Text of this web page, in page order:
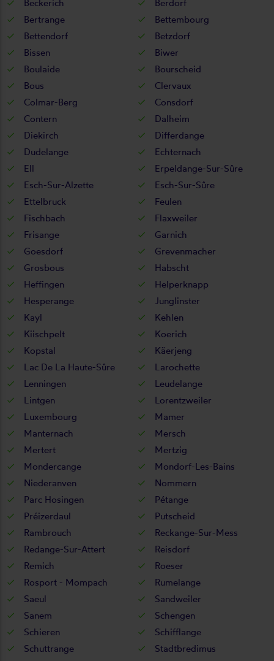
Beckerich
Berdorf
Bertrange
Bettembourg
Bettendorf
Betzdorf
Bissen
Biwer
Boulaide
Bourscheid
Bous
Clervaux
Colmar-Berg
Consdorf
Contern
Dalheim
Diekirch
Differdange
Dudelange
Echternach
Ell
Erpeldange-Sur-Sûre
Esch-Sur-Alzette
Esch-Sur-Sûre
Ettelbruck
Feulen
Fischbach
Flaxweiler
Frisange
Garnich
Goesdorf
Grevenmacher
Grosbous
Habscht
Heffingen
Helperknapp
Hesperange
Junglinster
Kayl
Kehlen
Kiischpelt
Koerich
Kopstal
Käerjeng
Lac De La Haute-Sûre
Larochette
Lenningen
Leudelange
Lintgen
Lorentzweiler
Luxembourg
Mamer
Manternach
Mersch
Mertert
Mertzig
Mondercange
Mondorf-Les-Bains
Niederanven
Nommern
Parc Hosingen
Pétange
Préizerdaul
Putscheid
Rambrouch
Reckange-Sur-Mess
Redange-Sur-Attert
Reisdorf
Remich
Roeser
Rosport - Mompach
Rumelange
Saeul
Sandweiler
Sanem
Schengen
Schieren
Schifflange
Schuttrange
Stadtbredimus